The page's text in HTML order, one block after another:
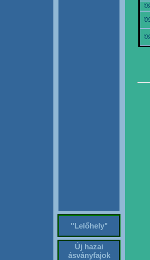
"Lelőhely"
Új hazai
ásványfajok